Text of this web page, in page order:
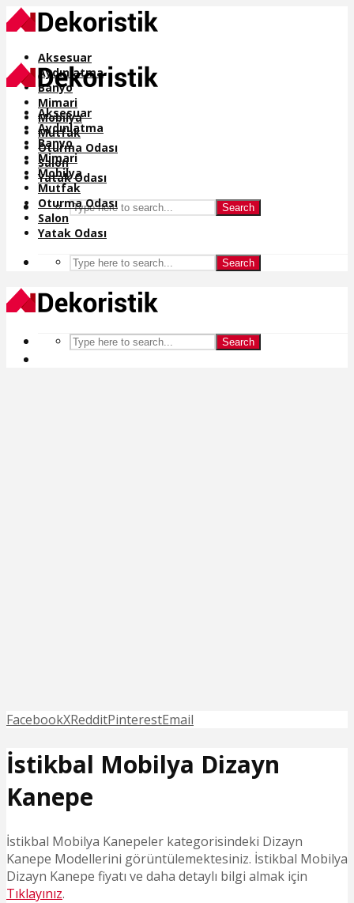
Aksesuar
Aydınlatma
Banyo
Mimari
Mobilya
Mutfak
Oturma Odası
Salon
Yatak Odası
Search
Aksesuar
Aydınlatma
Banyo
Mimari
Mobilya
Mutfak
Oturma Odası
Salon
Yatak Odası
Search
Search
FacebookXRedditPinterestEmail
İstikbal Mobilya Dizayn
Kanepe
İstikbal Mobilya Kanepeler kategorisindeki Dizayn
Kanepe Modellerini görüntülemektesiniz. İstikbal Mobilya
Dizayn Kanepe fiyatı ve daha detaylı bilgi almak için
Tıklayınız.